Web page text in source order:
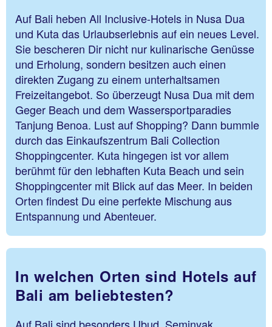
Auf Bali heben All Inclusive-Hotels in Nusa Dua
und Kuta das Urlaubserlebnis auf ein neues Level.
Sie bescheren Dir nicht nur kulinarische Genüsse
und Erholung, sondern besitzen auch einen
direkten Zugang zu einem unterhaltsamen
Freizeitangebot. So überzeugt Nusa Dua mit dem
Geger Beach und dem Wassersportparadies
Tanjung Benoa. Lust auf Shopping? Dann bummle
durch das Einkaufszentrum Bali Collection
Shoppingcenter. Kuta hingegen ist vor allem
berühmt für den lebhaften Kuta Beach und sein
Shoppingcenter mit Blick auf das Meer. In beiden
Orten findest Du eine perfekte Mischung aus
Entspannung und Abenteuer.
In welchen Orten sind Hotels auf
Bali am beliebtesten?